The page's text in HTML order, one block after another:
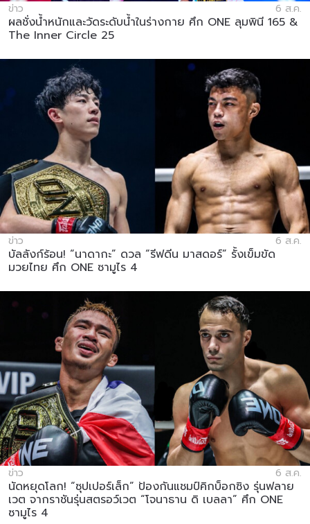
ข่าว 6 ส.ค.
ผลชั่งน้ำหนักและวัดระดับน้ำในร่างกาย ศึก ONE ลุมพินี 165 &
The Inner Circle 25
ข่าว 6 ส.ค.
บัลลังก์ร้อน! “นาดากะ” ดวล “รีฟดีน มาสดอร์” รั้งเข็มขัด
มวยไทย ศึก ONE ซามูไร 4
ข่าว 6 ส.ค.
นัดหยุดโลก! “ซุปเปอร์เล็ก” ป้องกันแชมป์คิกบ็อกซิง รุ่นฟลาย
เวต จากราชันรุ่นสตรอว์เวต “โจนาธาน ดิ เบลลา” ศึก ONE
ซามูไร 4